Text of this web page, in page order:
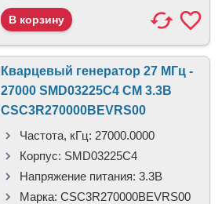
Кварцевый генератор 27 МГц -
27000 SMD03225C4 CM 3.3В
CSC3R270000BEVRS00
Частота, кГц: 27000.0000
Корпус: SMD03225C4
Напряжение питания: 3.3В
Марка: CSC3R270000BEVRS00